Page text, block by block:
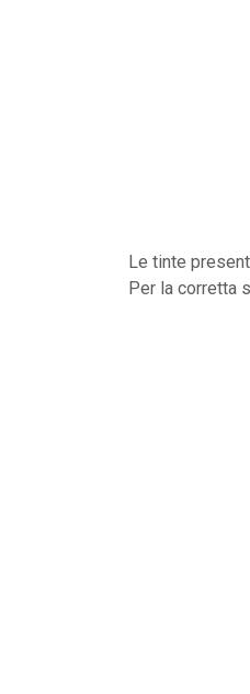
Le tinte
Per la corretta